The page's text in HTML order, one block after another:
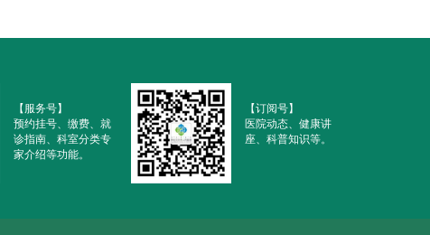
【服务号】
预约挂号、缴费、就
诊指南、科室分类专
家介绍等功能。
【订阅号】
医院动态、健康讲
座、科普知识等。